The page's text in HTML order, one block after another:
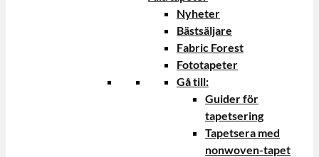
Nyheter
Bästsäljare
Fabric Forest
Fototapeter
Gå till:
Guider för
tapetsering
Tapetsera med
nonwoven-tapet